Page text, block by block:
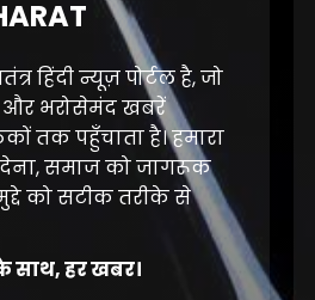
हिंदी न्यूज़ पोर्टल है, जो
और भरोसेमंद खबरें
तक पहुँचाता है। हमारा
देना, समाज को जागरूक
को सटीक तरीके से
साथ, हर खबर।